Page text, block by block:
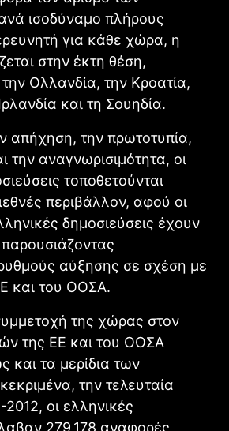
ισοδύναμο πλήρους
για κάθε χώρα, η
στην έκτη θέση,
Ολλανδία, την Κροατία,
και τη Σουηδία.
απήχηση, την πρωτοτυπία,
την αναγνωρισιμότητα, οι
τοποθετούνται
περιβάλλον, αφού οι
δημοσιεύσεις έχουν
αύξησης σε σχέση με
και του ΟΟΣΑ.
της χώρας στον
της ΕΕ και του ΟΟΣΑ
και τα μερίδια των
την τελευταία
οι ελληνικές